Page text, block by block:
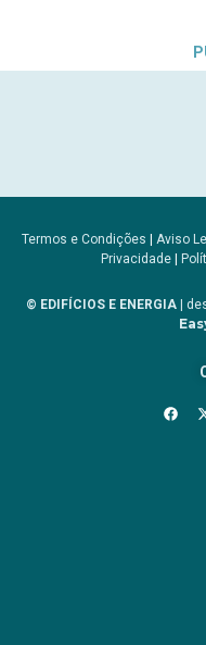
Termos e Condições | Aviso
Privacidade|
© EDIFÍCIOS E ENERGIA |